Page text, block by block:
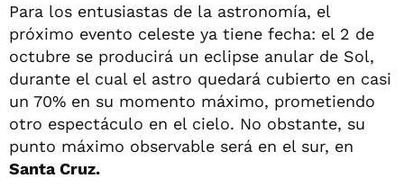
Para los entusiastas de la astronomía, el
próximo evento celeste ya tiene fecha: el 2 de
octubre se producirá un eclipse anular de Sol,
durante el cual el astro quedará cubierto en casi
un 70% en su momento máximo, prometiendo
otro espectáculo en el cielo. No obstante, su
punto máximo observable será en el sur, en
Santa Cruz.